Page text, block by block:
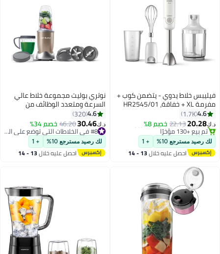
فيليبس خلاط يدوي - يتضمن كوب +
مفرمة XL + خفاقة، HR2545/01
أبيض\فضي\أسود
4.6
1.7K
د.ك‏20.28
22.13خصم 8%
#3 في الخلاطات اليدوية
باقي 10 وحدات في المخزون
تم بيع +130 مؤخرًا
#3 في الخلاطات اليدوية
لك رصيد مسترجع 10% + 1
احصل عليه خلال 13 - 14
نوتري بوليت مجموعة خلاط عالي
السرعة ومتعدد الوظائف من
سلسلة برو من 7 قطع 900 ml 900
W NB9-1012 ذهبي نحاسي
4.6
320
د.ك‏30.46
46.20خصم 34%
تم بيع +70 مؤخرًا
لك رصيد مسترجع 10% + 1
احصل عليه خلال 13 - 14